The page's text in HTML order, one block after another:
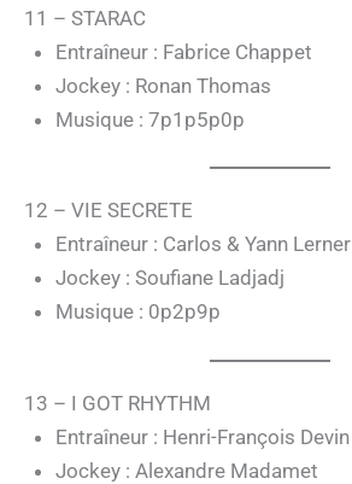
11 – STARAC
Entraîneur : Fabrice Chappet
Jockey : Ronan Thomas
Musique : 7p1p5p0p
12 – VIE SECRETE
Entraîneur : Carlos & Yann Lerner
Jockey : Soufiane Ladjadj
Musique : 0p2p9p
13 – I GOT RHYTHM
Entraîneur : Henri-François Devin
Jockey : Alexandre Madamet